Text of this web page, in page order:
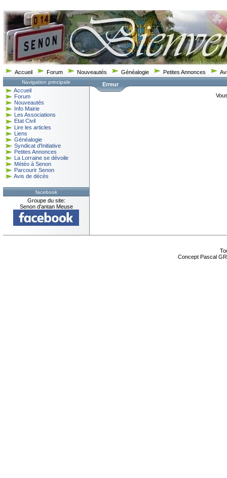
Accueil Forum Nouveautés Généalogie Petites Annonces
Navigation principale
Accueil
Forum
Nouveautés
Info Mairie
Les Associations
Etat Civil
Lire les articles
Liens
Généalogie
Syndicat d'Initiative
Petites Annonces
La Lorraine se dévoile
Météo à Senon
Parcourir Senon
Avis de décès
facebook
Groupe du site:
Senon d'antan Meuse
Erreur
Concept Pascal